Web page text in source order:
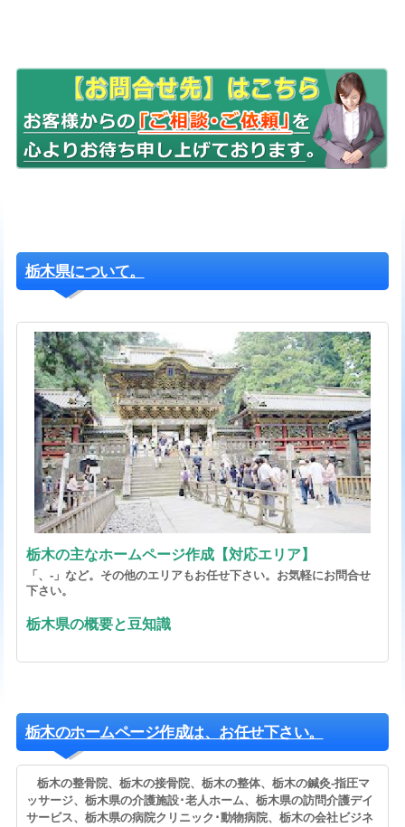
栃木県について。
栃木の主なホームページ作成【対応エリア】
「、-」など。その他のエリアもお任せ下さい。お気軽にお問合せ
下さい。
栃木県の概要と豆知識
栃木のホームページ作成は、お任せ下さい。
栃木の整骨院、栃木の接骨院、栃木の整体、栃木の鍼灸-指圧マ
ッサージ、栃木県の介護施設･老人ホーム、栃木県の訪問介護デイ
サービス、栃木県の病院クリニック･動物病院、栃木の会社ビジネ